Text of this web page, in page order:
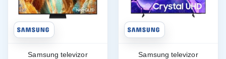
Samsung televizor
Samsung televizor